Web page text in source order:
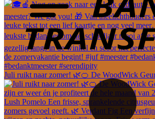
Juli ruikt naar zomer! 🌿🍊 De WoodWick